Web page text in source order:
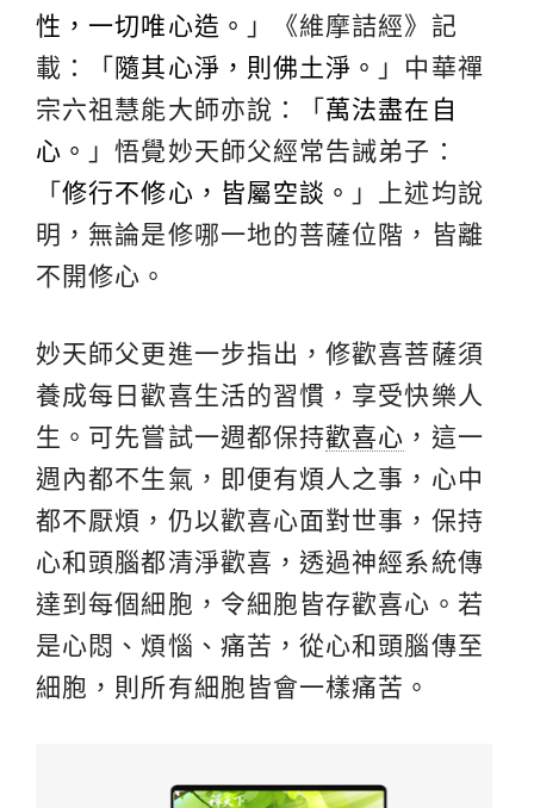
性，一切唯心造。 」《維摩詰經》記
載：「 隨其心淨，則佛土淨。 」中華禪
宗六祖慧能大師亦說：「 萬法盡在自
心。 」悟覺妙天師父經常告誡弟子：
「修行不修心，皆屬空談。 」上述均說
明，無論是修哪一地的菩薩位階，皆離
不開修心。
妙天師父更進一步指出，修歡喜菩薩須
養成每日歡喜生活的習慣，享受快樂人
生。可先嘗試一週都保持歡喜心 ，這一
週內都不生氣，即便有煩人之事，心中
都不厭煩，仍以歡喜心面對世事，保持
心和頭腦都清淨歡喜，透過神經系統傳
達到每個細胞，令細胞皆存歡喜心。若
是心悶、煩惱、痛苦，從心和頭腦傳至
細胞，則所有細胞皆會一樣痛苦。